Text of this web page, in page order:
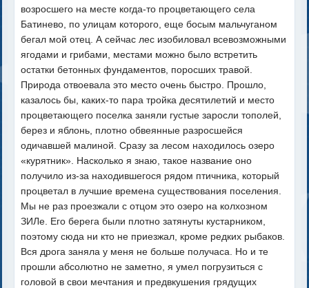
возросшего на месте когда-то процветающего села
Батинево, по улицам которого, еще босым мальчуганом
бегал мой отец. А сейчас лес изобиловал всевозможными
ягодами и грибами, местами можно было встретить
остатки бетонных фундаментов, поросших травой.
Природа отвоевала это место очень быстро. Прошло,
казалось бы, каких-то пара тройка десятилетий и место
процветающего поселка заняли густые заросли тополей,
берез и яблонь, плотно обвеянные разросшейся
одичавшей малиной. Сразу за лесом находилось озеро
«курятник». Насколько я знаю, такое название оно
получило из-за находившегося рядом птичника, который
процветал в лучшие времена существования поселения.
Мы не раз проезжали с отцом это озеро на колхозном
ЗИЛе. Его берега были плотно затянуты кустарником,
поэтому сюда ни кто не приезжал, кроме редких рыбаков.
Вся дрога заняла у меня не больше получаса. Но и те
прошли абсолютно не заметно, я умел погрузиться с
головой в свои мечтания и предвкушения грядущих